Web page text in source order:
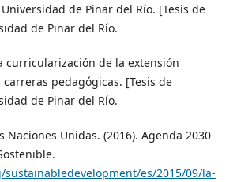
de Pinar del Río. [Tesis de
de Pinar del Río.
curricularización de la extensión
pedagógicas. [Tesis de
de Pinar del Río.
Naciones Unidas. (2016). Agenda 2030
es/2015/09/la-